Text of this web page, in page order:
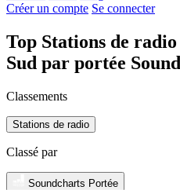
Créer un compte Se connecter
Top Stations de
Sud par portée
Classements
Stations de radio
Classé par
Soundcharts Portée